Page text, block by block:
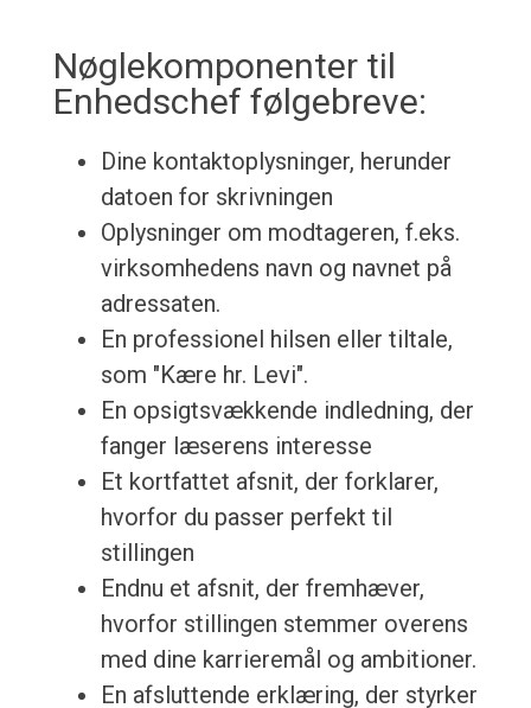
Nøglekomponenter til
Enhedschef følgebreve:
Dine kontaktoplysninger, herunder
datoen for skrivningen
Oplysninger om modtageren, f.eks.
virksomhedens navn og navnet på
adressaten.
En professionel hilsen eller tiltale,
som "Kære hr. Levi".
En opsigtsvækkende indledning, der
fanger læserens interesse
Et kortfattet afsnit, der forklarer,
hvorfor du passer perfekt til
stillingen
Endnu et afsnit, der fremhæver,
hvorfor stillingen stemmer overens
med dine karrieremål og ambitioner.
En afsluttende erklæring, der styrker